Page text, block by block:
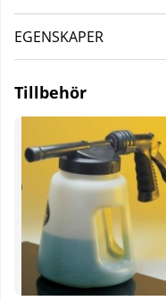
EGENSKAPER
Tillbehör